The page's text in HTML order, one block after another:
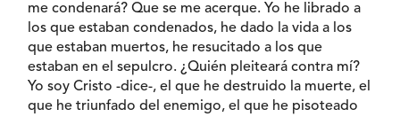
me condenará? Que se me acerque. Yo he librado a
los que estaban condenados, he dado la vida a los
que estaban muertos, he resucitado a los que
estaban en el sepulcro. ¿Quién pleiteará contra mí?
Yo soy Cristo -dice-, el que he destruido la muerte, el
que he triunfado del enemigo, el que he pisoteado